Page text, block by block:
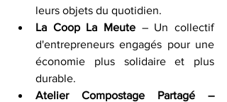
leurs objets du quotidien.
La Coop La Meute – Un collectif
d'entrepreneurs engagés pour une
économie plus solidaire et plus
durable.
Atelier Compostage Partagé –